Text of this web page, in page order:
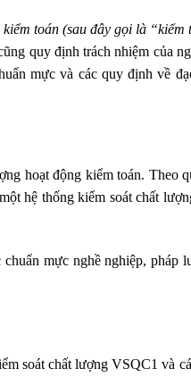
toán (sau đây gọi là “kiểm
quy định trách nhiệm của
mực và các quy định về
hoạt động kiểm toán. Theo
hệ thống kiểm soát chất
mực nghề nghiệp, pháp
soát chất lượng VSQC1 và